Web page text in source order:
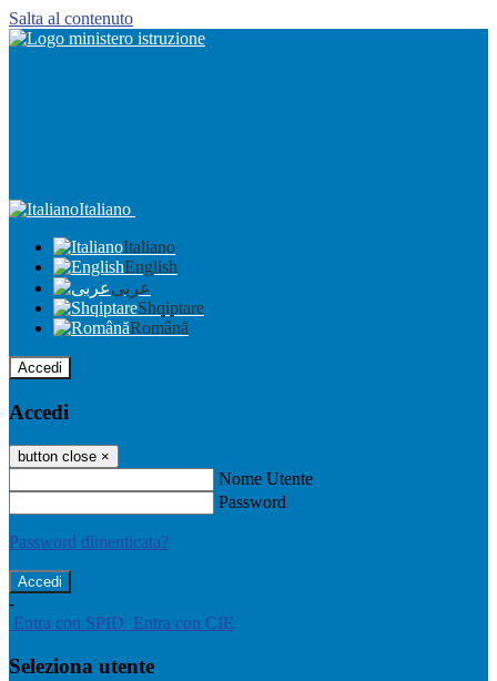
Salta al contenuto
Italiano
Italiano
English
عربى
Shqiptare
Română
Accedi
Accedi
button close ×
Nome Utente
Password
Password dimenticata?
-
Entra con SPID Entra con CIE
Seleziona utente